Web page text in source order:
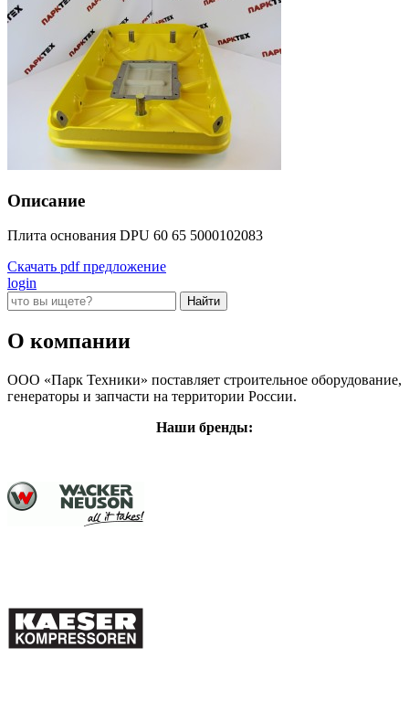
Описание
Плита основания DPU 60 65 5000102083
Скачать pdf предложение
login
О компании
ООО «Парк Техники» поставляет строительное оборудование,
генераторы и запчасти на территории России.
Наши бренды: